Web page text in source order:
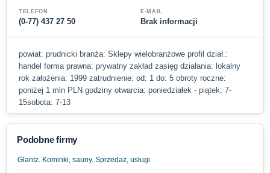
TELEFON
(0-77) 437 27 50
E-MAIL
Brak informacji
powiat: prudnicki branża: Sklepy wielobranżowe profil dział.:
handel forma prawna: prywatny zakład zasięg działania: lokalny
rok założenia: 1999 zatrudnienie: od: 1 do: 5 obroty roczne:
poniżej 1 mln PLN godziny otwarcia: poniedziałek - piątek: 7-
15sobota: 7-13
Podobne firmy
Glantz. Kominki, sauny. Sprzedaż, usługi